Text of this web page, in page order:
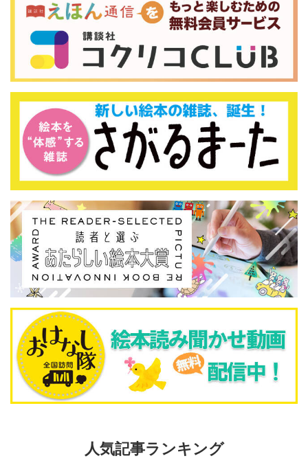
人気記事ランキング